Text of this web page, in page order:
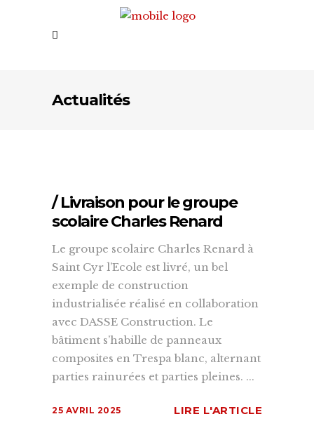
Actualités
/ Livraison pour le groupe
scolaire Charles Renard
Le groupe scolaire Charles Renard à
Saint Cyr l’Ecole est livré, un bel
exemple de construction
industrialisée réalisé en collaboration
avec DASSE Construction. Le
bâtiment s’habille de panneaux
composites en Trespa blanc, alternant
parties rainurées et parties pleines. ...
25 AVRIL 2025 LIRE L'ARTICLE